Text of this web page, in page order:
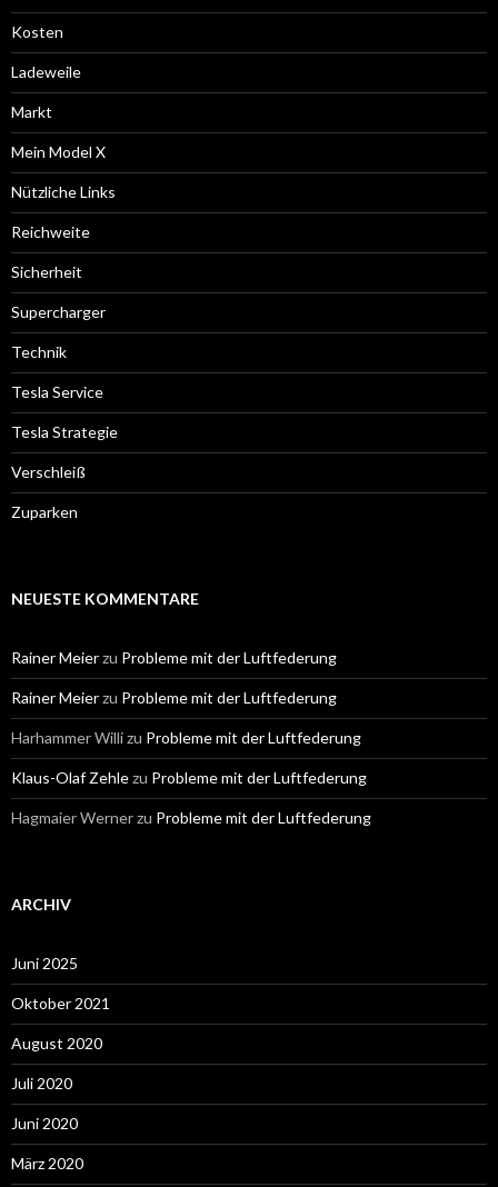
Kosten
Ladeweile
Markt
Mein Model X
Nützliche Links
Reichweite
Sicherheit
Supercharger
Technik
Tesla Service
Tesla Strategie
Verschleiß
Zuparken
NEUESTE KOMMENTARE
Rainer Meierzu Probleme mit der Luftfederung
Rainer Meierzu Probleme mit der Luftfederung
Harhammer Willizu Probleme mit der Luftfederung
Klaus-Olaf Zehlezu Probleme mit der Luftfederung
Hagmaier Wernerzu Probleme mit der Luftfederung
ARCHIV
Juni 2025
Oktober 2021
August 2020
Juli 2020
Juni 2020
März 2020